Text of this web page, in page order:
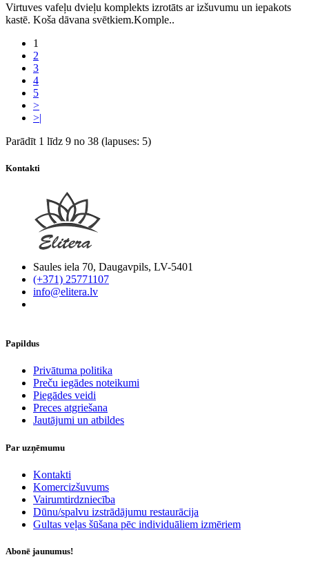
Virtuves vafeļu dvieļu komplekts izrotāts ar izšuvumu un iepakots
kastē. Koša dāvana svētkiem.Komple..
1
2
3
4
5
>
>|
Parādīt 1 līdz 9 no 38 (lapuses: 5)
Kontakti
Saules iela 70, Daugavpils, LV-5401
(+371) 25771107
info@elitera.lv
Papildus
​Privātuma politika
Preču iegādes noteikumi
Piegādes veidi
Preces atgriešana
Jautājumi un atbildes
Par uzņēmumu
Kontakti
Komercizšuvums
Vairumtirdzniecība
Dūnu/spalvu izstrādājumu restaurācija
Gultas veļas šūšana pēc individuāliem izmēriem
Abonē jaunumus!